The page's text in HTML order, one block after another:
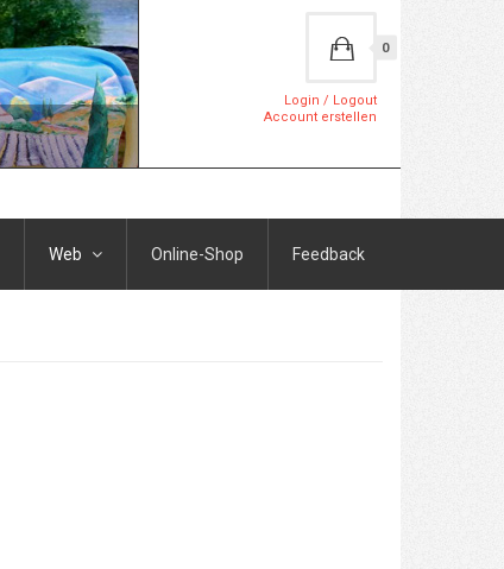
0
Login / Logout
Account erstellen
Web Online-Shop Feedback